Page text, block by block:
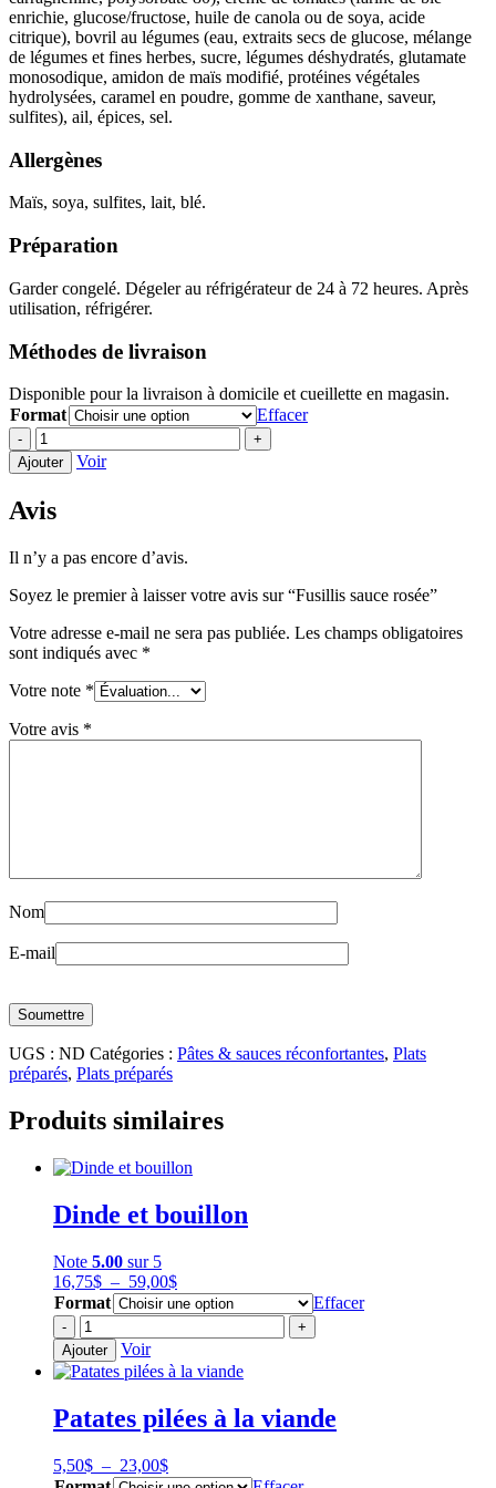
enrichie, glucose/fructose, huile de canola ou de soya, acide
citrique), bovril au légumes (eau, extraits secs de glucose, mélange
de légumes et fines herbes, sucre, légumes déshydratés, glutamate
monosodique, amidon de maïs modifié, protéines végétales
hydrolysées, caramel en poudre, gomme de xanthane, saveur,
sulfites), ail, épices, sel.
Allergènes
Maïs, soya, sulfites, lait, blé.
Préparation
Garder congelé. Dégeler au réfrigérateur de 24 à 72 heures. Après
utilisation, réfrigérer.
Méthodes de livraison
Disponible pour la livraison à domicile et cueillette en magasin.
Format
Effacer
-
quantité
de
Fusillis
rosée
+
Ajouter
Voir
Avis
Il n’y a pas encore d’avis.
Soyez le premier à laisser votre avis sur “Fusillis sauce rosée”
Votre adresse e-mail ne sera pas publiée. Les champs obligatoires
sont indiqués avec *
Votre note *
Votre avis *
Nom
E-mail
UGS : ND Catégories : Pâtes & sauces réconfortantes, Plats
préparés, Plats préparés
Produits similaires
Dinde et bouillon
Note 5.00 sur 5
16,75$ – 59,00$Plage
de
prix :
16,75$
59,00$
Format Effacer
-
quantité
de
Dinde
et
+
Ajouter
Voir
Patates pilées à la viande
5,50$ – 23,00$Plage
de